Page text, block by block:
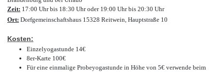
Zeit: 17:00 Uhr bis 18:30 Uhr oder 19:00 Uhr bis 20:30 Uhr
Ort: Dorfgemeinschaftshaus 15328 Reitwein, Hauptstraße 10
Kosten:
Einzelyogastunde 14€
8er-Karte 100€
Für eine einmalige Probeyogastunde in Höhe von 5€ verwende beim